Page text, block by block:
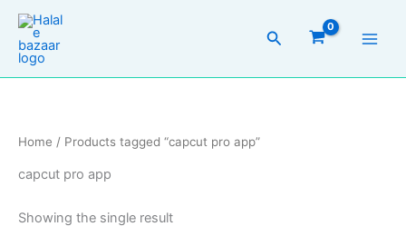
Skip
content
Search
Home / Products tagged “capcut pro app”
capcut pro app
Showing the single result